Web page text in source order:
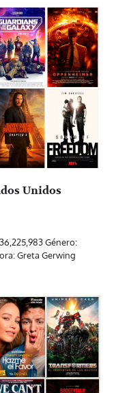
Unidos
Género:
Greta Gerwing